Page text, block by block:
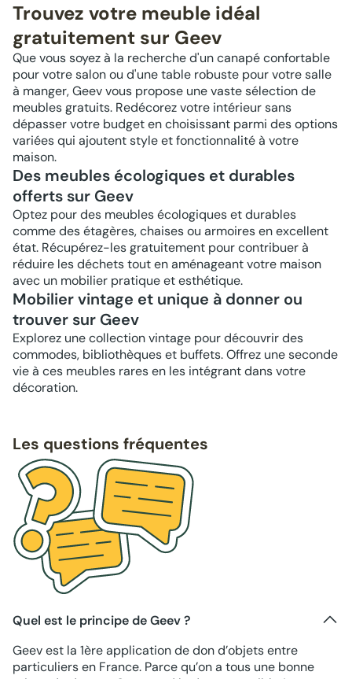
Trouvez votre meuble idéal
gratuitement sur Geev
Que vous soyez à la recherche d'un canapé confortable
pour votre salon ou d'une table robuste pour votre salle
à manger, Geev vous propose une vaste sélection de
meubles gratuits. Redécorez votre intérieur sans
dépasser votre budget en choisissant parmi des options
variées qui ajoutent style et fonctionnalité à votre
maison.
Des meubles écologiques et durables
offerts sur Geev
Optez pour des meubles écologiques et durables
comme des étagères, chaises ou armoires en excellent
état. Récupérez-les gratuitement pour contribuer à
réduire les déchets tout en aménageant votre maison
avec un mobilier pratique et esthétique.
Mobilier vintage et unique à donner ou
trouver sur Geev
Explorez une collection vintage pour découvrir des
commodes, bibliothèques et buffets. Offrez une seconde
vie à ces meubles rares en les intégrant dans votre
décoration.
Les questions fréquentes
Quel est le principe de Geev ?
Geev est la 1ère application de don d’objets entre
particuliers en France. Parce qu’on a tous une bonne